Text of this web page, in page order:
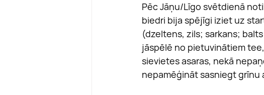
Pēc Jāņu/Līgo svētdienā
biedri bija spējīgi iziet uz
(dzeltens, zils; sarkans;
jāspēlē no pietuvinātiem
sievietes asaras, nekā
nepamēģināt sasniegt grīnu